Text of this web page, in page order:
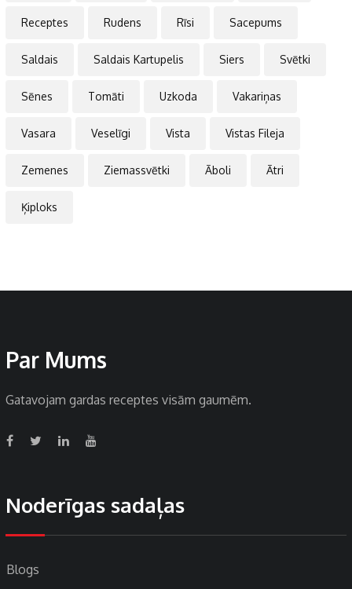
Receptes Rudens Rīsi Sacepums
Saldais Saldais Kartupelis Siers Svētki
Sēnes Tomāti Uzkoda Vakariņas
Vasara Veselīgi Vista Vistas Fileja
Zemenes Ziemassvētki Āboli Ātri
Ķiploks
Par Mums
Gatavojam gardas receptes visām gaumēm.
Noderīgas sadaļas
Blogs